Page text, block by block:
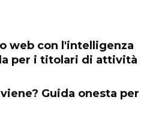
web con l'intelligenza
per i titolari di attività
Guida onesta per